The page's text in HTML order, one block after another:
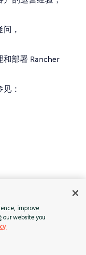
，
部署 Rancher
：
improve
website you